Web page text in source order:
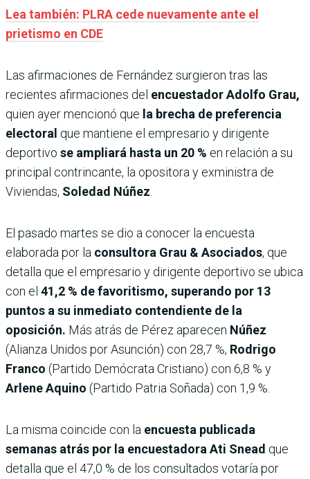
Lea también: PLRA cede nuevamente ante el
prietismo en CDE
Las afirmaciones de Fernández surgieron tras las
recientes afirmaciones del encuestador Adolfo Grau,
quien ayer mencionó que la brecha de preferencia
electoral que mantiene el empresario y dirigente
deportivo se ampliará hasta un 20 % en relación a su
principal contrincante, la opositora y exministra de
Viviendas, Soledad Núñez
El pasado martes se dio a conocer la encuesta
elaborada por la consultora Grau & Asociados, que
detalla que el empresario y dirigente deportivo se ubica
con el 41,2 % de favoritismo, superando por 13
puntos a su inmediato contendiente de la
oposición. Más atrás de Pérez aparecen Núñez
(Alianza Unidos por Asunción) con 28,7 %, Rodrigo
Franco (Partido Demócrata Cristiano) con 6,8 % y
Arlene Aquino (Partido Patria Soñada) con 1,9 %.
La misma coincide con la encuesta publicada
semanas atrás por la encuestadora Ati Snead que
detalla que el 47,0 % de los consultados votaría por